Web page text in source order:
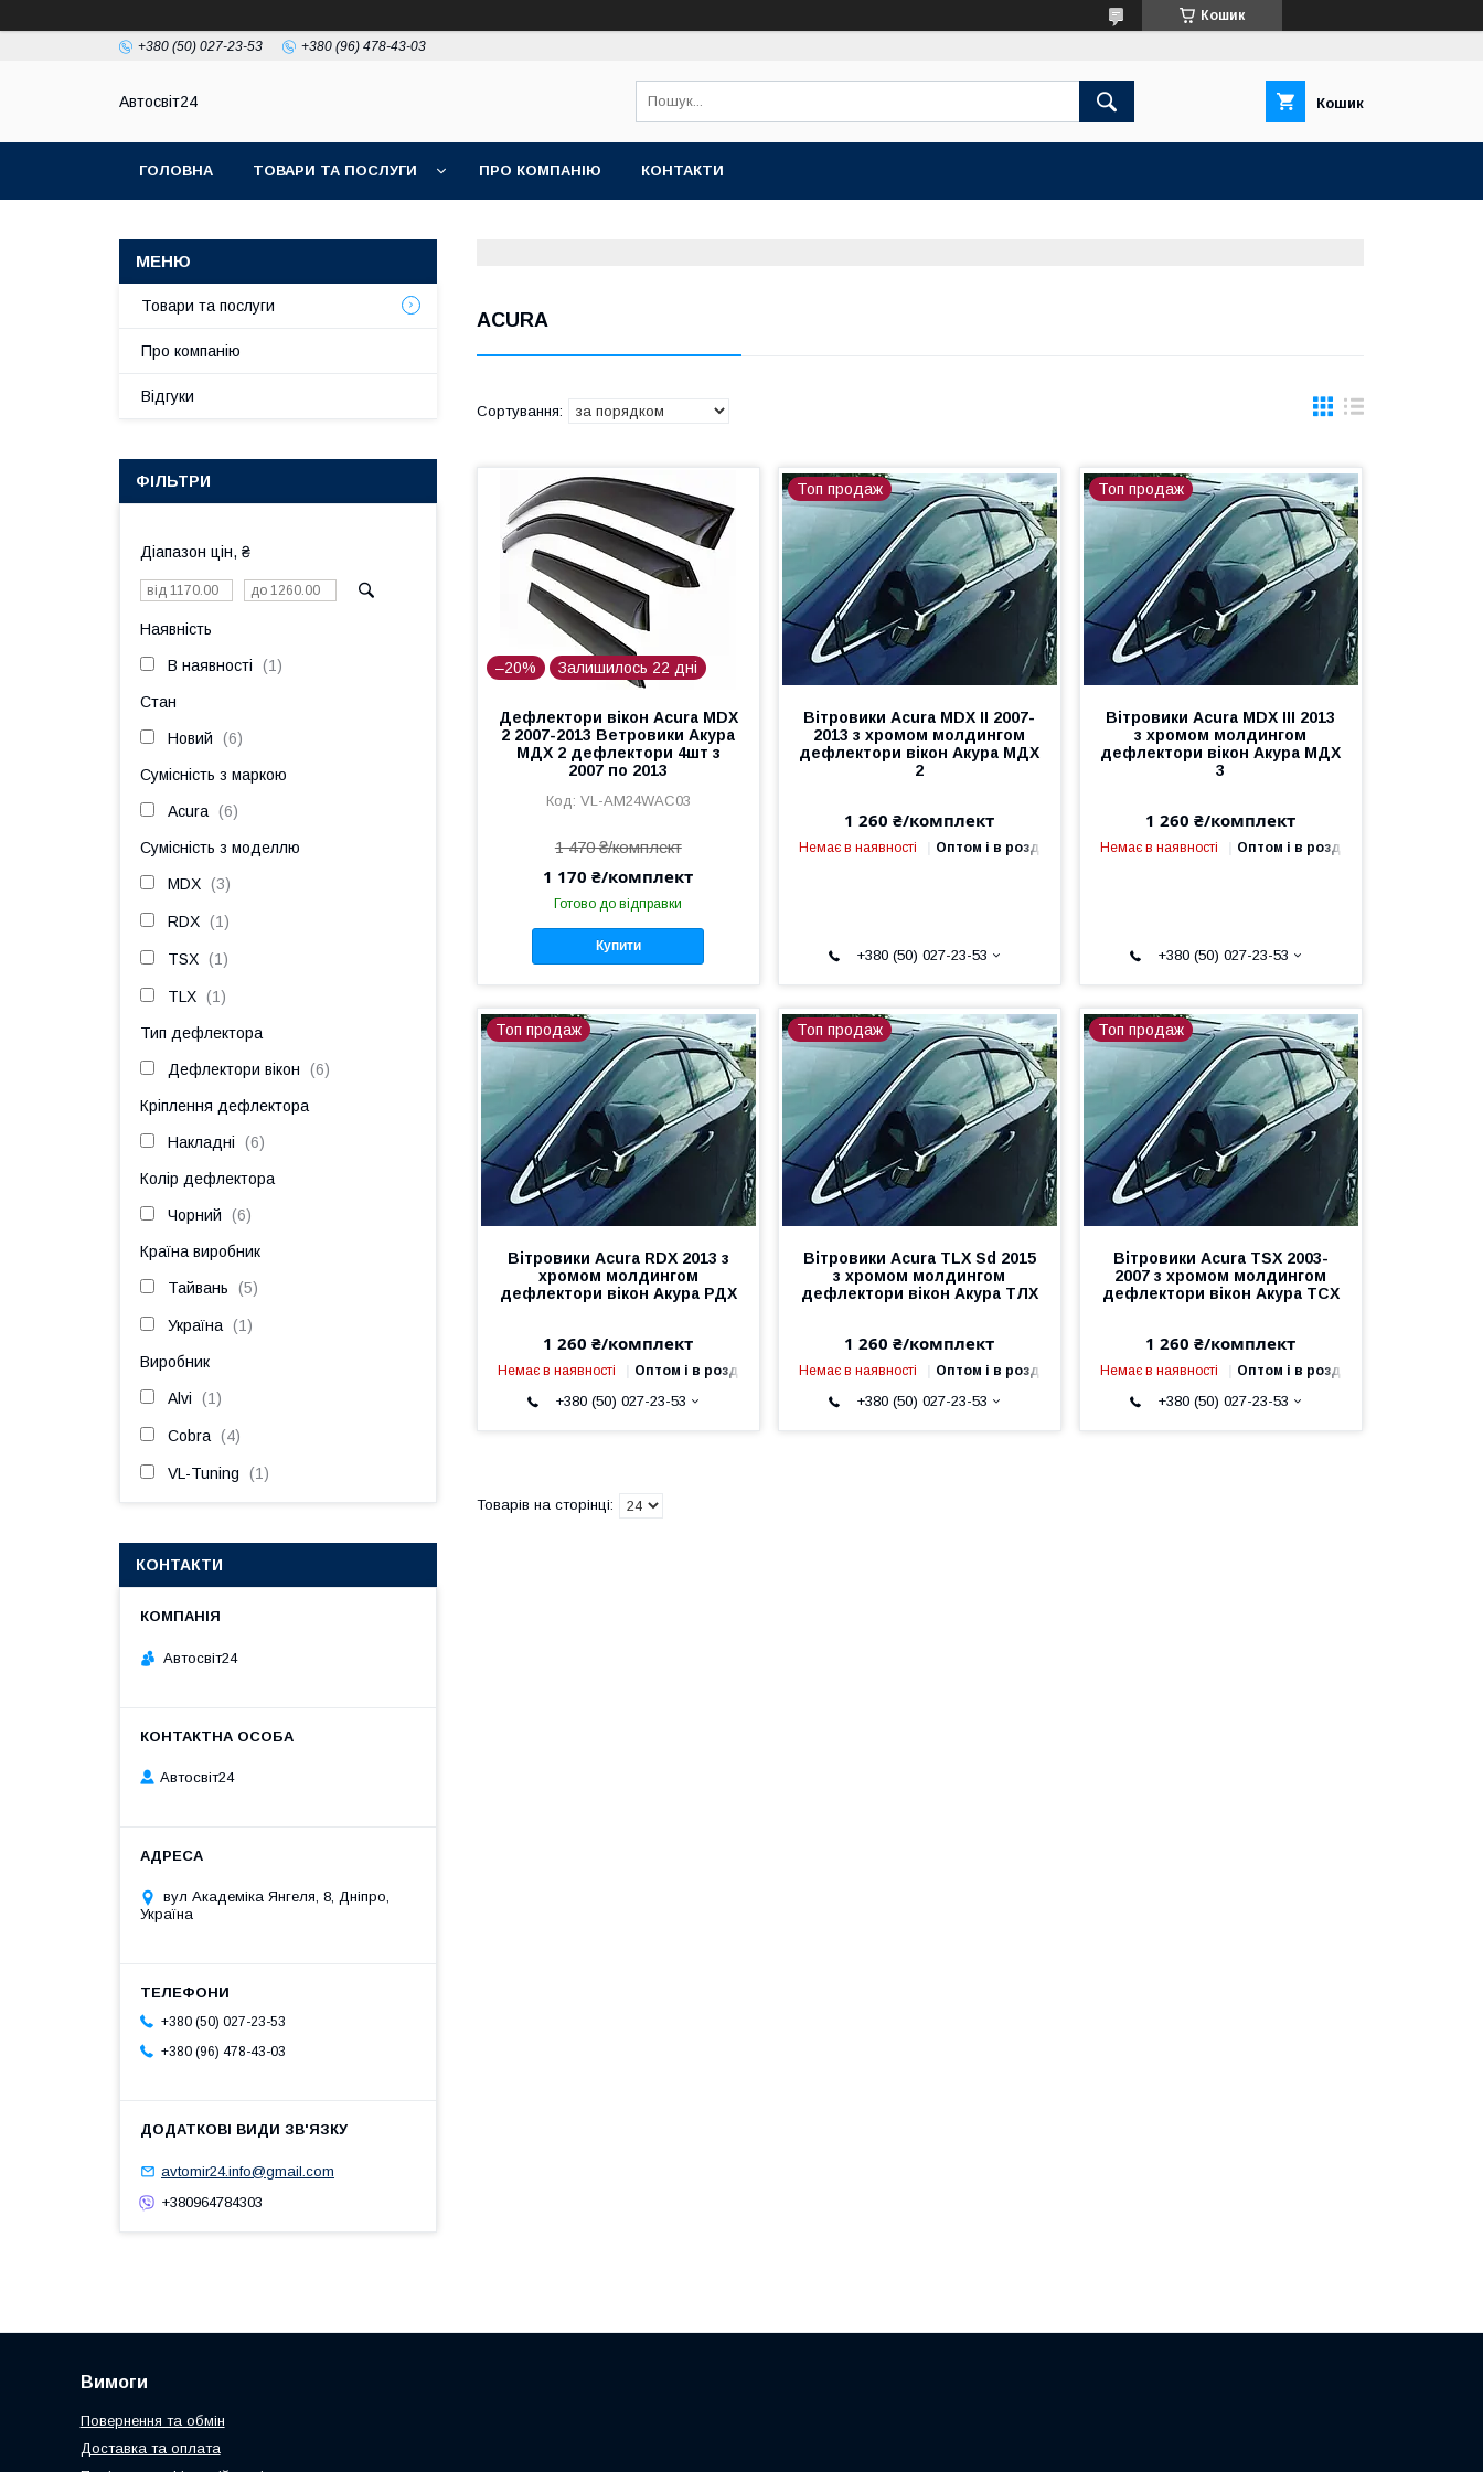
Кошик
+380 (50) 027-23-53 +380 (96) 478-43-03
Автосвіт24 Кошик
ГОЛОВНА ТОВАРИ ТА ПОСЛУГИ ПРО КОМПАНІЮ КОНТАКТИ
ACURA
–20% Залишилось 22 дні
Дефлектори вікон Acura MDX
2 2007-2013 Ветровики Акура
МДХ 2 дефлектори 4шт з
2007 по 2013
VL-AM24WAC03
1 470 ₴/комплект
1 170 ₴/комплект
Готово до відправки
Купити
Топ продаж
Вітровики Acura MDX II 2007-
2013 з хромом молдингом
дефлектори вікон Акура МДX
2
1 260 ₴/комплект
Немає в наявності Оптом і в роздріб
+380 (50) 027-23-53
Топ продаж
Вітровики Acura MDX III 2013
з хромом молдингом
дефлектори вікон Акура МДX
3
1 260 ₴/комплект
Немає в наявності Оптом і в роздріб
+380 (50) 027-23-53
Топ продаж
Вітровики Acura RDX 2013 з
хромом молдингом
дефлектори вікон Акура РДX
1 260 ₴/комплект
Немає в наявності Оптом і в роздріб
+380 (50) 027-23-53
Топ продаж
Вітровики Acura TLX Sd 2015
з хромом молдингом
дефлектори вікон Акура ТЛX
1 260 ₴/комплект
Немає в наявності Оптом і в роздріб
+380 (50) 027-23-53
Топ продаж
Вітровики Acura TSX 2003-
2007 з хромом молдингом
дефлектори вікон Акура ТСX
1 260 ₴/комплект
Немає в наявності Оптом і в роздріб
+380 (50) 027-23-53
Товари та послуги
Про компанію
Відгуки
ФІЛЬТРИ
Діапазон цін, ₴
Наявність
В наявності 1
Стан
Новий 6
Сумісність з маркою
Acura 6
Сумісність з моделлю
MDX 3
RDX 1
TSX 1
TLX 1
Тип дефлектора
Дефлектори вікон 6
Кріплення дефлектора
Накладні 6
Колір дефлектора
Чорний 6
Країна виробник
Тайвань 5
Україна 1
Виробник
Alvi 1
Cobra 4
VL-Tuning 1
КОНТАКТИ
Автосвіт24
Автосвіт24
вул Академіка Янгеля, 8, Дніпро,
Україна
+380 (50) 027-23-53
+380 (96) 478-43-03
avtomir24.info@gmail.com
+380964784303
Вимоги
Повернення та обмін
Доставка та оплата